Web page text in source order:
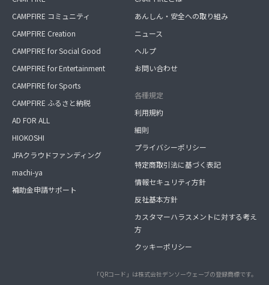
CAMPFIRE コミュニティ
CAMPFIRE Creation
CAMPFIRE for Social Good
CAMPFIRE for Entertainment
CAMPFIRE for Sports
CAMPFIRE ふるさと納税
AD FOR ALL
HIOKOSHI
JFAクラウドファンディング
machi-ya
補助金申請サポート
あんしん・安全への取り組み
ニュース
ヘルプ
お問い合わせ
各種規定
利用規約
細則
プライバシーポリシー
特定商取引法に基づく表記
情報セキュリティ方針
反社基本方針
カスタマーハラスメントに対する考え
方
クッキーポリシー
「QRコード」は株式会社デンソーウェーブの登録商標です。